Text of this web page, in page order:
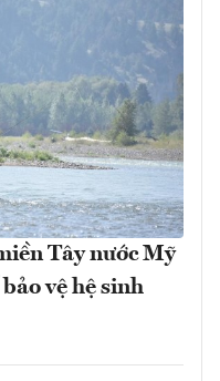
Tây nước Mỹ
vệ hệ sinh